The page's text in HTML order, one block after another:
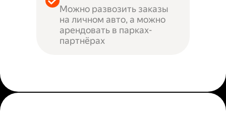
Можно развозить заказы
на личном авто, а можно
арендовать в парках-
партнёрах